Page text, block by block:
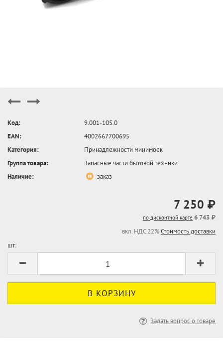
Код:
9.001-105.0
EAN:
4002667700695
Категория:
Принадлежности минимоек
Группа товара:
Запасные части бытовой техники
Наличие:
заказ
7 250 ₽
по дисконтной карте 6 743 ₽
вкл. НДС 22%Стоимость доставки
шт:
Задать вопрос о товаре